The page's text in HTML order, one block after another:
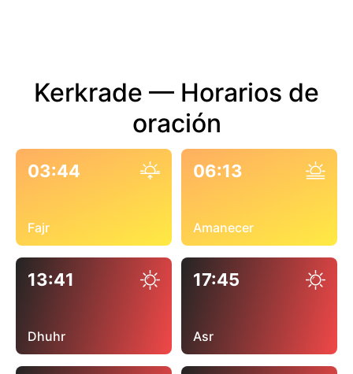
Kerkrade — Horarios de
oración
03:44
Fajr
06:13
Amanecer
13:41
Dhuhr
17:45
Asr